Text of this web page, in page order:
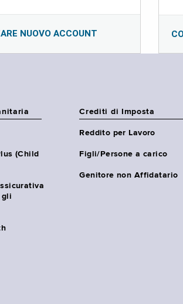
NUOVO ACCOUNT
(Child
gli
Crediti di Imposta
Reddito per Lavoro
Figli/Persone a carico
Genitore non Affidatario